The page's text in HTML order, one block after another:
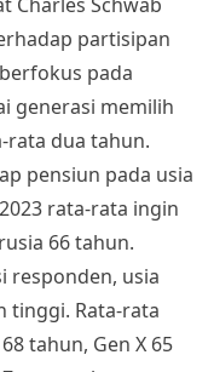
partisipan
pada
generasi memilih
rata dua tahun.
pensiun pada usia
rata-rata ingin
66 tahun.
responden, usia
tinggi. Rata-rata
tahun, Gen X 65